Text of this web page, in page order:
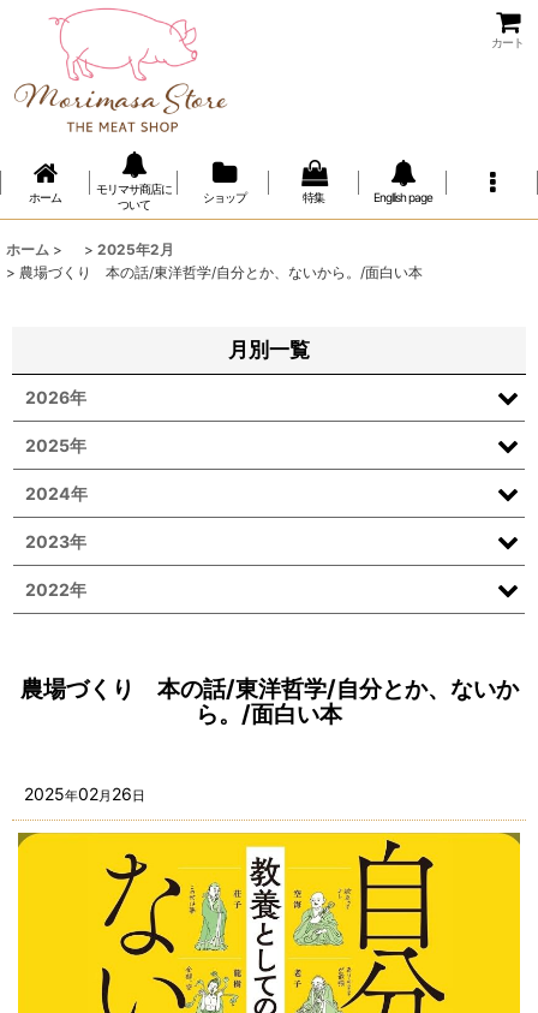
カート
ホーム
モリマサ商店に
ついて
ショップ 特集 Engllish page
ホーム > > 2025年2月
> 農場づくり 本の話/東洋哲学/自分とか、ないから。/面白い本
農場づくり 本の話/東洋哲学/自分とか、ないか
ら。/面白い本
2025年02月 26日
月別一覧
2026年
2025年
2024年
2023年
2022年